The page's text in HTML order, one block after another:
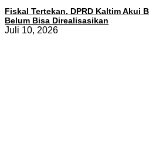
Fiskal Tertekan, DPRD Kaltim Akui
Belum Bisa Direalisasikan
Juli 10, 2026